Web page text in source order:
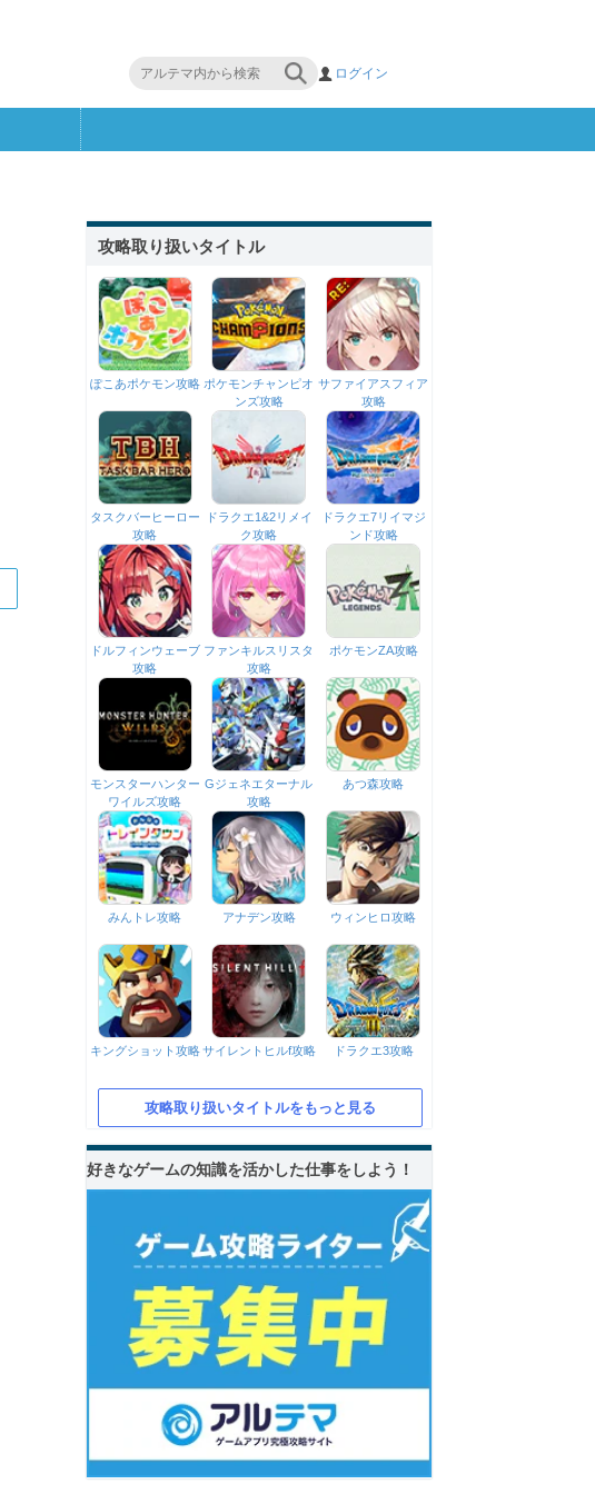
ログイン
攻略取り扱いタイトル
ぽこあポケモン攻略 ポケモンチャンピオ
ンズ攻略
サファイアスフィア
攻略
タスクバーヒーロー
攻略
ドラクエ1&2リメイ
ク攻略
ドラクエ7リイマジ
ンド攻略
ドルフィンウェーブ
攻略
ファンキルスリスタ
攻略
ポケモンZA攻略
モンスターハンター
ワイルズ攻略
Gジェネエターナル
攻略
あつ森攻略
みんトレ攻略 アナデン攻略 ウィンヒロ攻略
キングショット攻略サイレントヒルf攻略 ドラクエ3攻略
攻略取り扱いタイトルをもっと見る
好きなゲームの知識を活かした仕事をしよう！